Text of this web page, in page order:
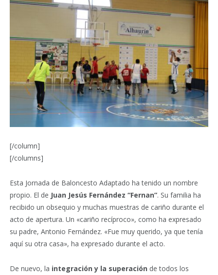
[/column]
[/columns]
Esta Jornada de Baloncesto Adaptado ha tenido un nombre
propio. El de Juan Jesús Fernández “Fernan”. Su familia ha
recibido un obsequio y muchas muestras de cariño durante el
acto de apertura. Un «cariño recíproco», como ha expresado
su padre, Antonio Fernández. «Fue muy querido, ya que tenía
aquí su otra casa», ha expresado durante el acto.
De nuevo, la integración y la superación de todos los